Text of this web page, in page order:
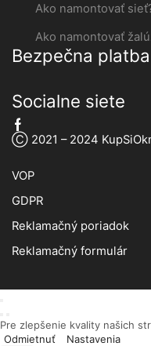
Ako namontovať
Ako namontovať
Bezpečna
Socialne siete
Facebook
Ⓒ 2021 – 2024
VOP
GDPR
Reklamačný poriadok
Reklamačný formulár
Pre zlepšenie kvality našich
Odmietnuť
Nastavenia